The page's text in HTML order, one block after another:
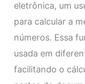
eletrônica, um
para calcular a
números. Essa
usada em
facilitando o